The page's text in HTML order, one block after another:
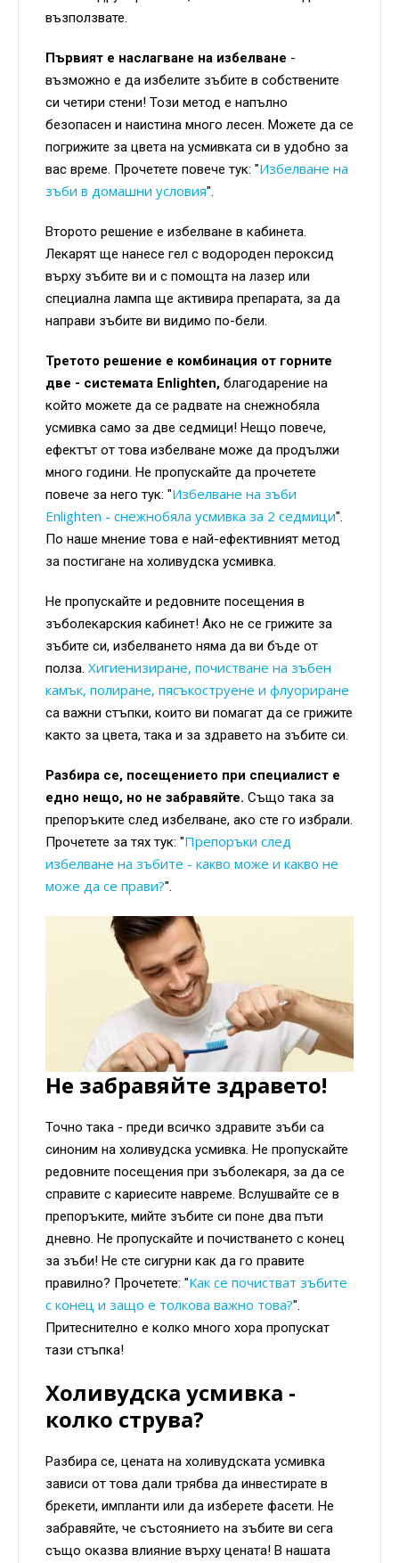
възползвате.
Първият е наслагване на избелване -
възможно е да избелите зъбите в собствените
си четири стени! Този метод е напълно
безопасен и наистина много лесен. Можете да се
погрижите за цвета на усмивката си в удобно за
вас време. Прочетете повече тук: "Избелване на
зъби в домашни условия".
Второто решение е избелване в кабинета.
Лекарят ще нанесе гел с водороден пероксид
върху зъбите ви и с помощта на лазер или
специална лампа ще активира препарата, за да
направи зъбите ви видимо по-бели.
Третото решение е комбинация от горните
две - системата Enlighten, благодарение на
който можете да се радвате на снежнобяла
усмивка само за две седмици! Нещо повече,
ефектът от това избелване може да продължи
много години. Не пропускайте да прочетете
повече за него тук: "Избелване на зъби
Enlighten - снежнобяла усмивка за 2 седмици".
По наше мнение това е най-ефективният метод
за постигане на холивудска усмивка.
Не пропускайте и редовните посещения в
зъболекарския кабинет! Ако не се грижите за
зъбите си, избелването няма да ви бъде от
полза. Хигиенизиране, почистване на зъбен
камък, полиране, пясъкоструене и флуориране
са важни стъпки, които ви помагат да се грижите
както за цвета, така и за здравето на зъбите си.
Разбира се, посещението при специалист е
едно нещо, но не забравяйте. Също така за
препоръките след избелване, ако сте го избрали.
Прочетете за тях тук: "Препоръки след
избелване на зъбите - какво може и какво не
може да се прави?".
Не забравяйте здравето!
Точно така - преди всичко здравите зъби са
синоним на холивудска усмивка. Не пропускайте
редовните посещения при зъболекаря, за да се
справите с кариесите навреме. Вслушвайте се в
препоръките, мийте зъбите си поне два пъти
дневно. Не пропускайте и почистването с конец
за зъби! Не сте сигурни как да го правите
правилно? Прочетете: "Как се почистват зъбите
с конец и защо е толкова важно това?".
Притеснително е колко много хора пропускат
тази стъпка!
Холивудска усмивка -
колко струва?
Разбира се, цената на холивудската усмивка
зависи от това дали трябва да инвестирате в
брекети, импланти или да изберете фасети. Не
забравяйте, че състоянието на зъбите ви сега
също оказва влияние върху цената! В нашата